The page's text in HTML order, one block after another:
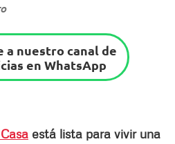
a nuestro canal de
en WhatsApp
está lista para vivir una